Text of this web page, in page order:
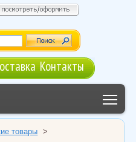
Контакты
товары
>